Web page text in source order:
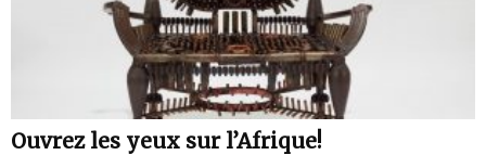
Ouvrez les yeux sur l’Afrique!